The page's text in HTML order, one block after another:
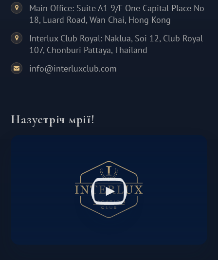
Main Office: Suite A1 9/F One Capital Place No
18, Luard Road, Wan Chai, Hong Kong
Interlux Club Royal: Naklua, Soi 12, Club Royal
107, Chonburi Pattaya, Thailand
info@interluxclub.com
Назустріч мрії!